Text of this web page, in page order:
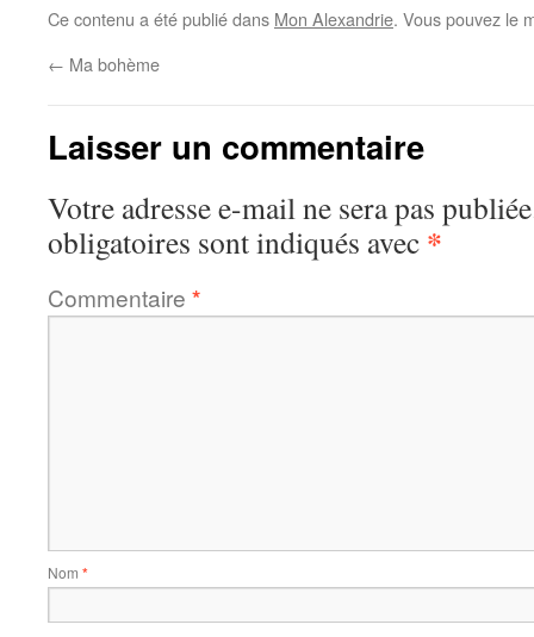
Ce contenu a été publié dans Mon Alexandrie. Vous pouvez le
← Ma bohème
Laisser un commentaire
Votre adresse e-mail ne sera pas
obligatoires sont indiqués avec *
Commentaire *
Nom *